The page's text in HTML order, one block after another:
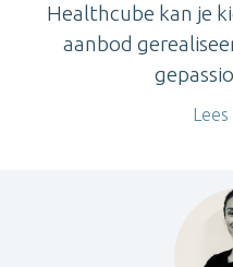
Healthcube kan je
aanbod